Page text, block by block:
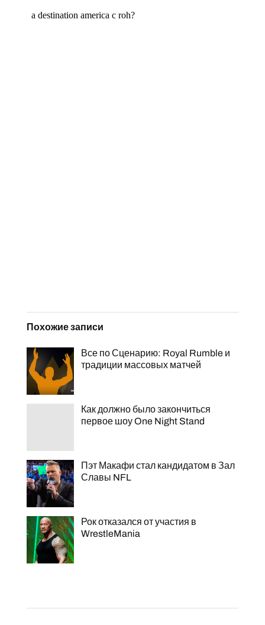
Похожие записи
Все по Сценарию: Royal Rumble и
традиции массовых матчей
Как должно было закончиться
первое шоу One Night Stand
Пэт Макафи стал кандидатом в Зал
Славы NFL
Рок отказался от участия в
WrestleMania